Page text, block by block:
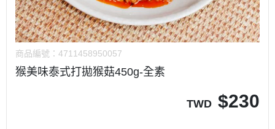
商品編號： 4711458950057
猴美味泰式打拋猴菇450g-全素
TWD $230